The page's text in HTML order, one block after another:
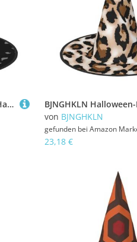
BJNGHKLN Schwarz-weißer Halloween-Hexenhut für Damen, Party-Hut für Halloween, Feste, Cosplay, Kostüm-Ensemble, Schwarz und Weiß
von BJNGHKLN
gefunden bei Amazon
23,18 €